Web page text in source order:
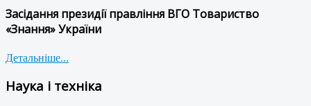
Засідання президії правління ВГО Товариство
«Знання» України
Детальніше...
Наука і техніка